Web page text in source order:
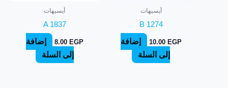
أيسيهات
B 1274
10.00 EGP
إضافة
إلى السلة
أيسيهات
A 1837
8.00 EGP
إضافة
إلى السلة